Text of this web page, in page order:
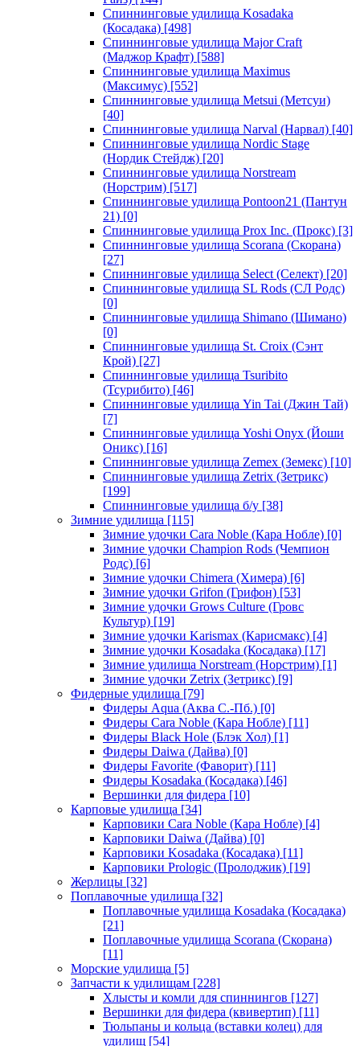
Спиннинговые удилища Kosadaka
(Косадака) [498]
Спиннинговые удилища Major Craft
(Маджор Крафт) [588]
Спиннинговые удилища Maximus
(Максимус) [552]
Спиннинговые удилища Metsui (Метсуи)
[40]
Спиннинговые удилища Narval (Нарвал) [40]
Спиннинговые удилища Nordic Stage
(Нордик Стейдж) [20]
Спиннинговые удилища Norstream
(Норстрим) [517]
Спиннинговые удилища Pontoon21 (Пантун
21) [0]
Спиннинговые удилища Prox Inc. (Прокс) [3]
Спиннинговые удилища Scorana (Скорана)
[27]
Спиннинговые удилища Select (Селект) [20]
Спиннинговые удилища SL Rods (СЛ Родс)
[0]
Спиннинговые удилища Shimano (Шимано)
[0]
Спиннинговые удилища St. Croix (Сэнт
Крой) [27]
Спиннинговые удилища Tsuribito
(Тсурибито) [46]
Спиннинговые удилища Yin Tai (Джин Тай)
[7]
Спиннинговые удилища Yoshi Onyx (Йоши
Оникс) [16]
Спиннинговые удилища Zemex (Земекс) [10]
Спиннинговые удилища Zetrix (Зетрикс)
[199]
Спиннинговые удилища б/у [38]
Зимние удилища [115]
Зимние удочки Cara Noble (Кара Нобле) [0]
Зимние удочки Champion Rods (Чемпион
Родс) [6]
Зимние удочки Chimera (Химера) [6]
Зимние удочки Grifon (Грифон) [53]
Зимние удочки Grows Culture (Гровс
Культур) [19]
Зимние удочки Karismax (Карисмакс) [4]
Зимние удочки Kosadaka (Косадака) [17]
Зимние удилища Norstream (Норстрим) [1]
Зимние удочки Zetrix (Зетрикс) [9]
Фидерные удилища [79]
Фидеры Aqua (Аква С.-Пб.) [0]
Фидеры Cara Noble (Кара Нобле) [11]
Фидеры Black Hole (Блэк Хол) [1]
Фидеры Daiwa (Дайва) [0]
Фидеры Favorite (Фаворит) [11]
Фидеры Kosadaka (Косадака) [46]
Вершинки для фидера [10]
Карповые удилища [34]
Карповики Cara Noble (Кара Нобле) [4]
Карповики Daiwa (Дайва) [0]
Карповики Kosadaka (Косадака) [11]
Карповики Prologic (Пролоджик) [19]
Жерлицы [32]
Поплавочные удилища [32]
Поплавочные удилища Kosadaka (Косадака)
[21]
Поплавочные удилища Scorana (Скорана)
[11]
Морские удилища [5]
Запчасти к удилищам [228]
Хлысты и комли для спиннингов [127]
Вершинки для фидера (квивертип) [11]
Тюльпаны и кольца (вставки колец) для
удилищ [54]